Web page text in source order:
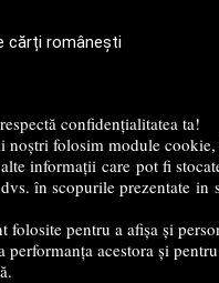
confidențialitatea ta!
noștri folosim module
informații care pot fi
în scopurile prezentate in
folosite pentru a afișa și
performanța acestora și
cărți românești
cărți de istorie